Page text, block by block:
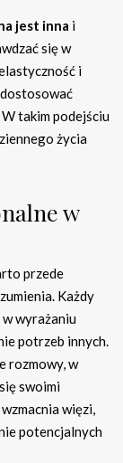
jest inna i
się w
i
takim podejściu
życia
w
przede
Każdy
w wyrażaniu
potrzeb innych.
rozmowy, w
swoimi
więzi,
potencjalnych